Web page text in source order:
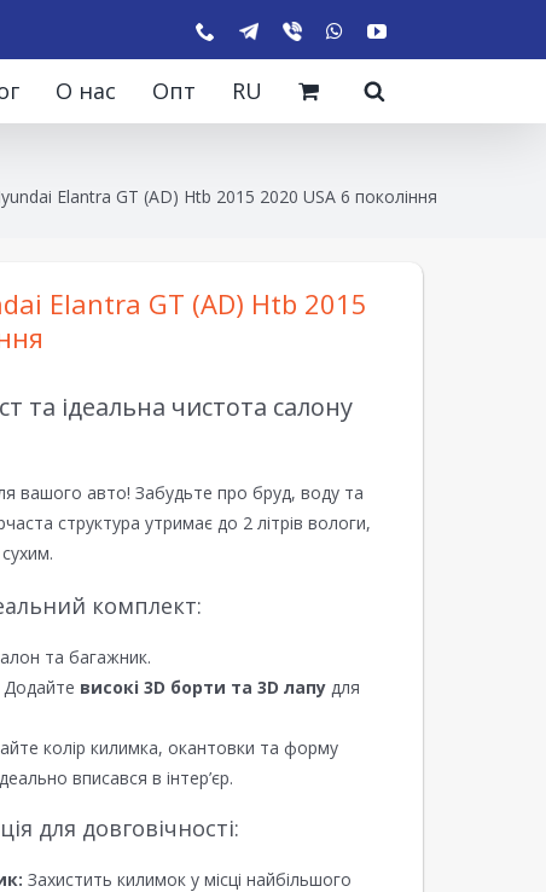
О нас Опт RU
Elantra GT (AD) Htb 2015 2020 USA 6 покоління
Elantra GT (AD) Htb 2015
та ідеальна чистота салону
вашого авто! Забудьте про бруд, воду та
структура утримає до 2 літрів вологи,
комплект:
та багажник.
Додайте високі 3D борти та 3D лапу для
колір килимка, окантовки та форму
вписався в інтер’єр.
для довговічності:
Захистить килимок у місці найбільшого